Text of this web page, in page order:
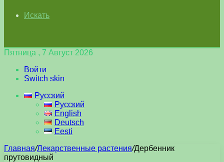
Искать
Пятница , 7 Август 2026
Войти
Switch skin
Русский
Русский
English
Deutsch
Eesti
Главная/Лекарственные растения/Дербенник
прутовидный